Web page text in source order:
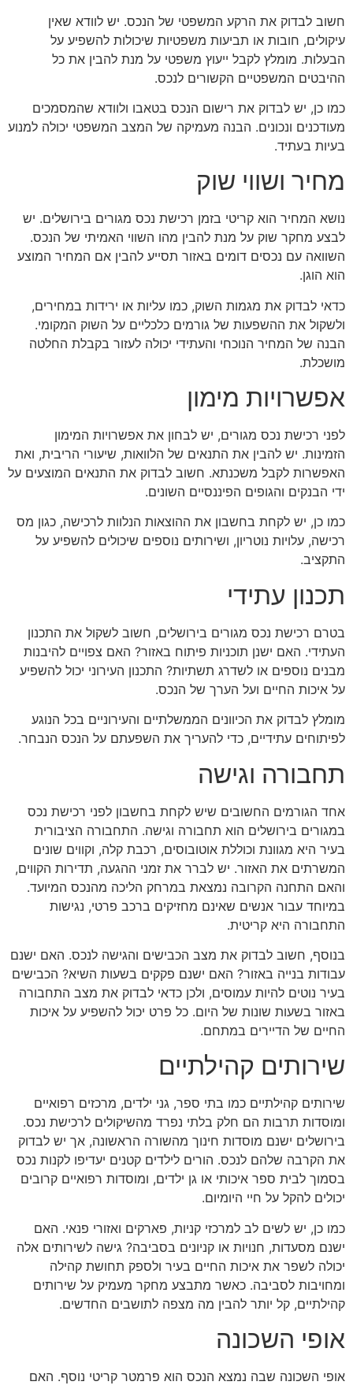
חשוב לבדוק את הרקע המשפטי של הנכס. יש לוודא שאין
עיקולים, חובות או תביעות משפטיות שיכולות להשפיע על
הבעלות. מומלץ לקבל ייעוץ משפטי על מנת להבין את כל
ההיבטים המשפטיים הקשורים לנכס.
כמו כן, יש לבדוק את רישום הנכס בטאבו ולוודא שהמסמכים
מעודכנים ונכונים. הבנה מעמיקה של המצב המשפטי יכולה למנוע
בעיות בעתיד.
מחיר ושווי שוק
נושא המחיר הוא קריטי בזמן רכישת נכס מגורים בירושלים. יש
לבצע מחקר שוק על מנת להבין מהו השווי האמיתי של הנכס.
השוואה עם נכסים דומים באזור תסייע להבין אם המחיר המוצע
הוא הוגן.
כדאי לבדוק את מגמות השוק, כמו עליות או ירידות במחירים,
ולשקול את ההשפעות של גורמים כלכליים על השוק המקומי.
הבנה של המחיר הנוכחי והעתידי יכולה לעזור בקבלת החלטה
מושכלת.
אפשרויות מימון
לפני רכישת נכס מגורים, יש לבחון את אפשרויות המימון
הזמינות. יש להבין את התנאים של הלוואות, שיעורי הריבית, ואת
האפשרות לקבל משכנתא. חשוב לבדוק את התנאים המוצעים על
ידי הבנקים והגופים הפיננסיים השונים.
כמו כן, יש לקחת בחשבון את ההוצאות הנלוות לרכישה, כגון מס
רכישה, עלויות נוטריון, ושירותים נוספים שיכולים להשפיע על
התקציב.
תכנון עתידי
בטרם רכישת נכס מגורים בירושלים, חשוב לשקול את התכנון
העתידי. האם ישנן תוכניות פיתוח באזור? האם צפויים להיבנות
מבנים נוספים או לשדרג תשתיות? התכנון העירוני יכול להשפיע
על איכות החיים ועל הערך של הנכס.
מומלץ לבדוק את הכיוונים הממשלתיים והעירוניים בכל הנוגע
לפיתוחים עתידיים, כדי להעריך את השפעתם על הנכס הנבחר.
תחבורה וגישה
אחד הגורמים החשובים שיש לקחת בחשבון לפני רכישת נכס
במגורים בירושלים הוא תחבורה וגישה. התחבורה הציבורית
בעיר היא מגוונת וכוללת אוטובוסים, רכבת קלה, וקווים שונים
המשרתים את האזור. יש לברר את זמני ההגעה, תדירות הקווים,
והאם התחנה הקרובה נמצאת במרחק הליכה מהנכס המיועד.
במיוחד עבור אנשים שאינם מחזיקים ברכב פרטי, נגישות
התחבורה היא קריטית.
בנוסף, חשוב לבדוק את מצב הכבישים והגישה לנכס. האם ישנם
עבודות בנייה באזור? האם ישנם פקקים בשעות השיא? הכבישים
בעיר נוטים להיות עמוסים, ולכן כדאי לבדוק את מצב התחבורה
באזור בשעות שונות של היום. כל פרט יכול להשפיע על איכות
החיים של הדיירים במתחם.
שירותים קהילתיים
שירותים קהילתיים כמו בתי ספר, גני ילדים, מרכזים רפואיים
ומוסדות תרבות הם חלק בלתי נפרד מהשיקולים לרכישת נכס.
בירושלים ישנם מוסדות חינוך מהשורה הראשונה, אך יש לבדוק
את הקרבה שלהם לנכס. הורים לילדים קטנים יעדיפו לקנות נכס
בסמוך לבית ספר איכותי או גן ילדים, ומוסדות רפואיים קרובים
יכולים להקל על חיי היומיום.
כמו כן, יש לשים לב למרכזי קניות, פארקים ואזורי פנאי. האם
ישנם מסעדות, חנויות או קניונים בסביבה? גישה לשירותים אלה
יכולה לשפר את איכות החיים בעיר ולספק תחושת קהילה
ומחויבות לסביבה. כאשר מתבצע מחקר מעמיק על שירותים
קהילתיים, קל יותר להבין מה מצפה לתושבים החדשים.
אופי השכונה
אופי השכונה שבה נמצא הנכס הוא פרמטר קריטי נוסף. האם